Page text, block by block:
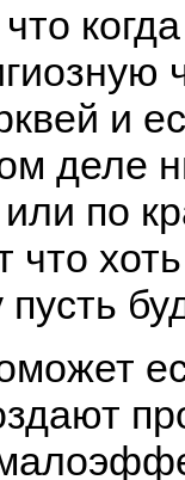
и
деле
по
что